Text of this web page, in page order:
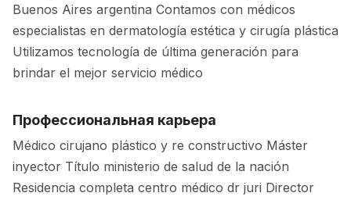
Buenos Aires argentina Contamos con médicos
especialistas en dermatología estética y cirugía plástica
Utilizamos tecnología de última generación para
brindar el mejor servicio médico
Профессиональная карьера
Médico cirujano plástico y re constructivo Máster
inyector Título ministerio de salud de la nación
Residencia completa centro médico dr juri Director